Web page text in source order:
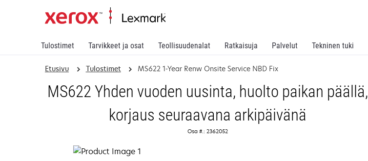
Tulostimet Tarvikkeet ja osat Teollisuudenalat Ratkaisuja Palvelut Tekninen tuki
Etusivu Tulostimet MS622 1-Year Renw Onsite Service NBD Fix
MS622 Yhden vuoden uusinta, huolto paikan päällä,
korjaus seuraavana arkipäivänä
Osa #.: 2362052